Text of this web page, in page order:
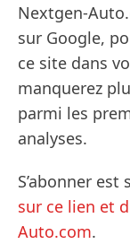
Nextgen-
sur Google,
ce site dans
manquerez
parmi les
analyses.
S’abonner
sur ce lien et
Auto.com.